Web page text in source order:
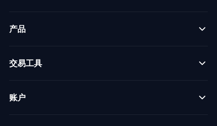
产品
交易工具
账户